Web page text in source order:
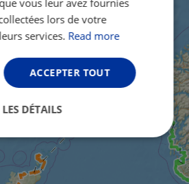
vous leur avez fournies
lors de votre
services. Read more
ACCEPTER TOUT
DÉTAILS
Performance Ciblage